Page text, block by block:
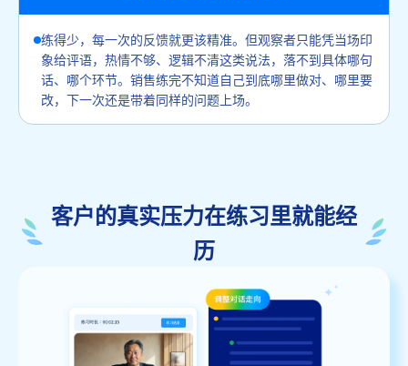
练得少，每一次的反馈就更该精准。但观察者只能凭当场印
象给评语，热情不够、逻辑不清这类说法，落不到具体哪句
话、哪个环节。销售练完不知道自己到底哪里做对、哪里要
改，下一次还是带着同样的问题上场。
客户的真实压力在练习里就能经
历